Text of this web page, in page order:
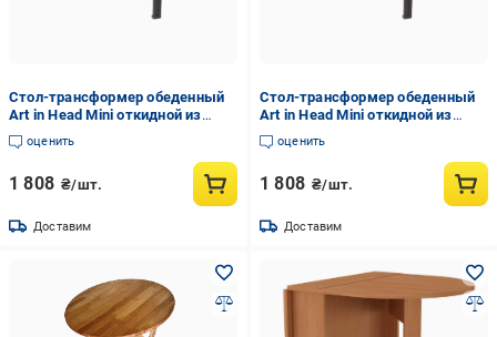
Стол-трансформер обеденный
Art in Нead Mini откидной из
ЛДСП 90х12/38 см Графит/
Серый (TB20070000030)
оценить
1 808 ₴/шт.
Доставим
Стол-трансформер обеденный
Art in Нead Mini откидной из
ЛДСП 90х12/38 см Ателье
светлый/Серый
оценить
1 808 ₴/шт.
Доставим